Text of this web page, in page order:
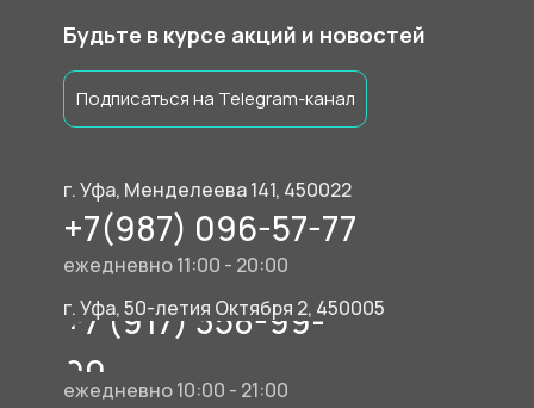
Будьте в курсе акций и новостей
г. Уфа, Менделеева 141, 450022
+7(987) 096-57-77
г. Уфа, 50-летия Октября 2, 450005
+7 (917) 358-99-
90
ежедневно 10:00 - 21:00
Подписаться на Telegram-канал
ежедневно 11:00 - 20:00